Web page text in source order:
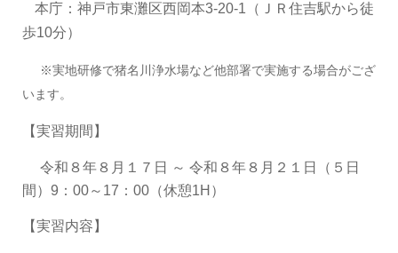
本庁：神戸市東灘区西岡本3-20-1（ＪＲ住吉駅から徒
歩10分）
※実地研修で猪名川浄水場など他部署で実施する場合がござ
います。
【実習期間】
令和８年８月１７日 ～ 令和８年８月２１日（５日
間）9：00～17：00（休憩1H）
【実習内容】